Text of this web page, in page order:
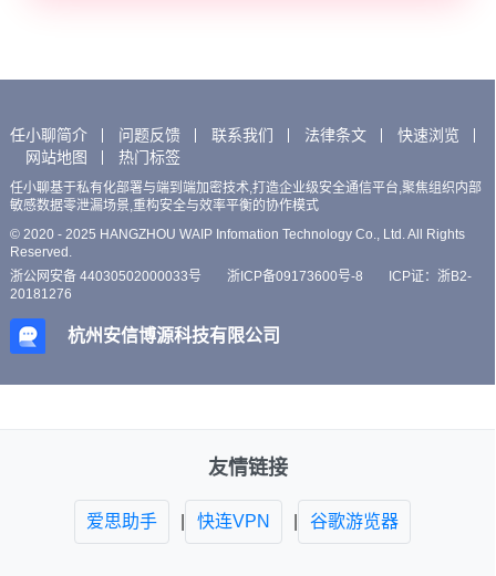
任小聊简介 问题反馈 联系我们 法律条文
快速浏览
网站地图
热门标签
任小聊基于私有化部署与端到端加密技术,打造企业级安全通信平台,聚焦组织内部
敏感数据零泄漏场景,重构安全与效率平衡的协作模式
© 2020 - 2025 HANGZHOU WAIP Infomation Technology Co., Ltd. All Rights
Reserved.
浙公网安备 44030502000033号
浙ICP备09173600号-8
ICP证：浙B2-
20181276
杭州安信博源科技有限公司
友情链接
爱思助手 快连VPN 谷歌游览器